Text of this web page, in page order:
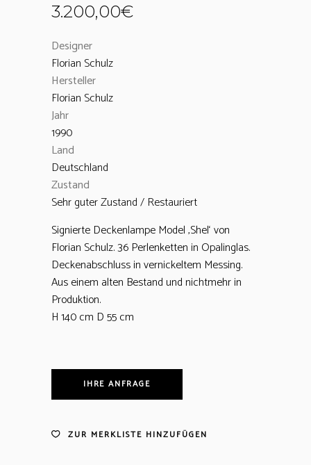
3.200,00€
Designer
Florian Schulz
Hersteller
Florian Schulz
Jahr
1990
Land
Deutschland
Zustand
Sehr guter Zustand / Restauriert
Signierte Deckenlampe Model ‚Shel‘ von
Florian Schulz. 36 Perlenketten in Opalinglas.
Deckenabschluss in vernickeltem Messing.
Aus einem alten Bestand und nichtmehr in
Produktion.
H 140 cm D 55 cm
IHRE ANFRAGE
ZUR MERKLISTE HINZUFÜGEN